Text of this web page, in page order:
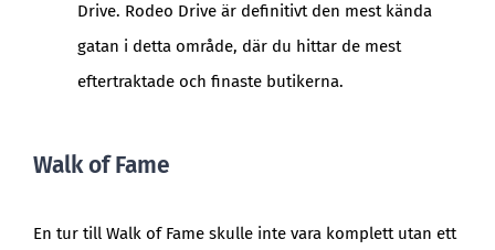
Drive. Rodeo Drive är definitivt den mest kända
gatan i detta område, där du hittar de mest
eftertraktade och finaste butikerna.
Walk of Fame
En tur till Walk of Fame skulle inte vara komplett utan ett